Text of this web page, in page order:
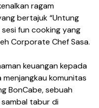
ragam
bertajuk “Untung
fun cooking yang
Corporate Chef Sasa.
keuangan kepada
menjangkau komunitas
BonCabe, sebuah
tabur di